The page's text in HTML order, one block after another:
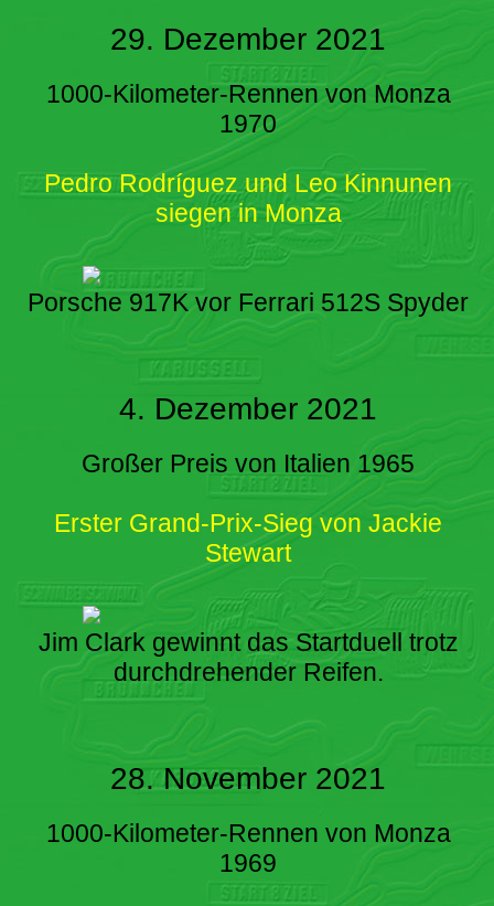
29. Dezember 2021
1000-Kilometer-Rennen von Monza
1970
Pedro Rodríguez und Leo Kinnunen
siegen in Monza
Porsche 917K vor Ferrari 512S Spyder
4. Dezember 2021
Großer Preis von Italien 1965
Erster Grand-Prix-Sieg von Jackie
Stewart
Jim Clark gewinnt das Startduell trotz
durchdrehender Reifen.
28. November 2021
1000-Kilometer-Rennen von Monza
1969